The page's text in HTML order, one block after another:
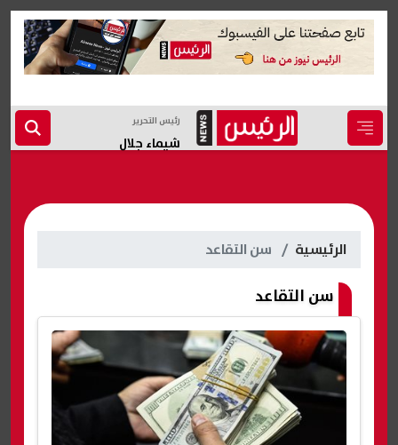
رئيس التحرير
شيماء جلال
الرئيسية سن التقاعد
سن التقاعد